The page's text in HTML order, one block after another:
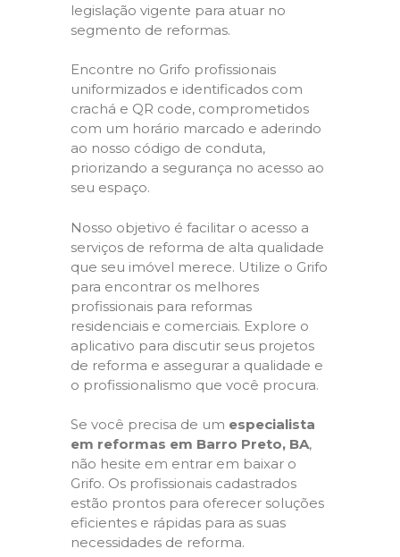
legislação vigente para atuar no
segmento de reformas.
Encontre no Grifo profissionais
uniformizados e identificados com
crachá e QR code, comprometidos
com um horário marcado e aderindo
ao nosso código de conduta,
priorizando a segurança no acesso ao
seu espaço.
Nosso objetivo é facilitar o acesso a
serviços de reforma de alta qualidade
que seu imóvel merece. Utilize o Grifo
para encontrar os melhores
profissionais para reformas
residenciais e comerciais. Explore o
aplicativo para discutir seus projetos
de reforma e assegurar a qualidade e
o profissionalismo que você procura.
Se você precisa de um especialista
em reformas em Barro Preto, BA,
não hesite em entrar em baixar o
Grifo. Os profissionais cadastrados
estão prontos para oferecer soluções
eficientes e rápidas para as suas
necessidades de reforma.